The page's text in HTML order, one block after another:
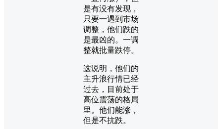
是有没有发现，
只要一遇到市场
调整，他们跌的
是最凶的。一调
整就批量跌停。
这说明，他们的
主升浪行情已经
过去，目前处于
高位震荡的格局
里。他们能涨，
但是不抗跌。